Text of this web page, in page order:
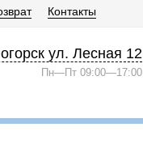
Контакты
ул. Лесная 12
Пн—Пт 09:00—17:00